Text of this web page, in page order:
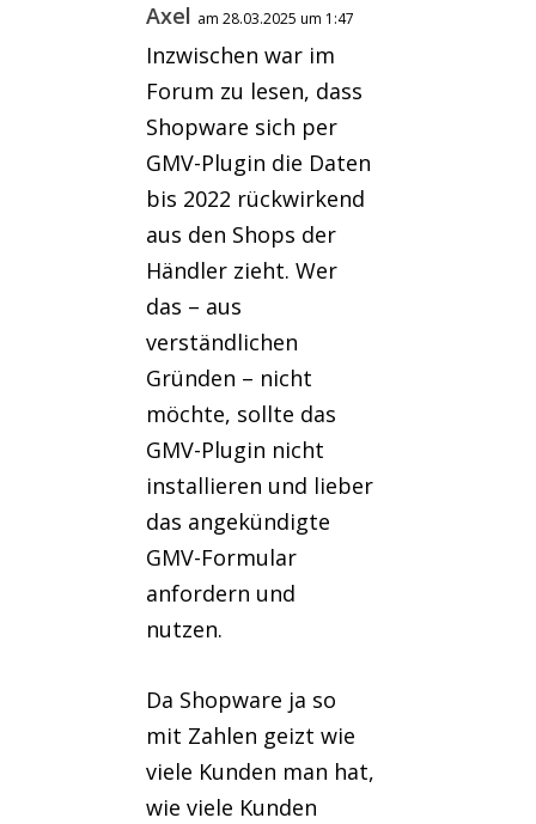
Axel am 28.03.2025 um 1:47
Inzwischen war im
Forum zu lesen, dass
Shopware sich per
GMV-Plugin die Daten
bis 2022 rückwirkend
aus den Shops der
Händler zieht. Wer
das – aus
verständlichen
Gründen – nicht
möchte, sollte das
GMV-Plugin nicht
installieren und lieber
das angekündigte
GMV-Formular
anfordern und
nutzen.
Da Shopware ja so
mit Zahlen geizt wie
viele Kunden man hat,
wie viele Kunden